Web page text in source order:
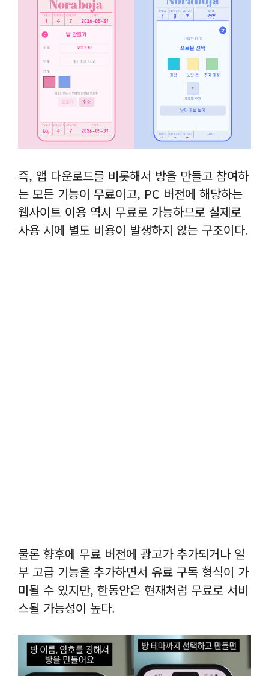
즉, 앱 다운로드를 비롯해서 방을 만들고 참여하
는 모든 기능이 무료이고, PC 버전에 해당하는
웹사이트 이용 역시 무료로 가능하므로 실제로
사용 시에 별도 비용이 발생하지 않는 구조이다.
물론 향후에 무료 버전에 광고가 추가되거나 일
부 고급 기능을 추가하면서 유료 구독 형식이 가
미될 수 있지만, 한동안은 현재처럼 무료로 서비
스될 가능성이 높다.